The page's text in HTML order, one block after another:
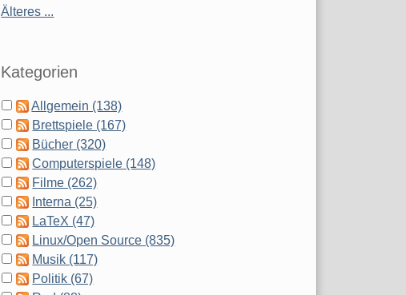
Älteres ...
Kategorien
Allgemein (138)
Brettspiele (167)
Bücher (320)
Computerspiele (148)
Filme (262)
Interna (25)
LaTeX (47)
Linux/Open Source (835)
Musik (117)
Politik (67)